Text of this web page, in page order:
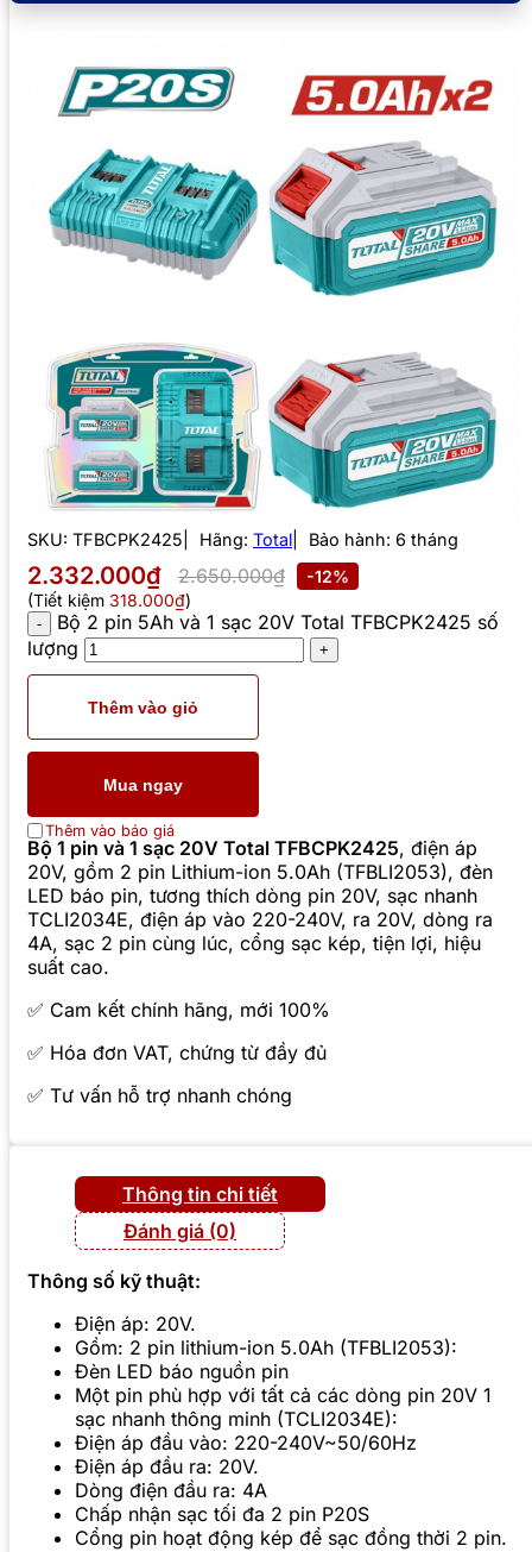
SKU: TFBCPK2425 Hãng: Total Bảo hành: 6 tháng
2.332.000₫ 2.650.000₫
-12%
(Tiết kiệm 318.000₫)
Bộ 2 pin 5Ah và 1 sạc 20V Total TFBCPK2425 số
lượng
Thêm vào giỏ
Mua ngay
Thêm vào báo giá
Bộ 1 pin và 1 sạc 20V Total TFBCPK2425, điện áp
20V, gồm 2 pin Lithium-ion 5.0Ah (TFBLI2053), đèn
LED báo pin, tương thích dòng pin 20V, sạc nhanh
TCLI2034E, điện áp vào 220-240V, ra 20V, dòng ra
4A, sạc 2 pin cùng lúc, cổng sạc kép, tiện lợi, hiệu
suất cao.
✅ Cam kết chính hãng, mới 100%
✅ Hóa đơn VAT, chứng từ đầy đủ
✅ Tư vấn hỗ trợ nhanh chóng
Thông tin chi tiết
Đánh giá (0)
Thông số kỹ thuật:
Điện áp: 20V.
Gồm: 2 pin lithium-ion 5.0Ah (TFBLI2053):
Đèn LED báo nguồn pin
Một pin phù hợp với tất cả các dòng pin 20V 1
sạc nhanh thông minh (TCLI2034E):
Điện áp đầu vào: 220-240V~50/60Hz
Điện áp đầu ra: 20V.
Dòng điện đầu ra: 4A
Chấp nhận sạc tối đa 2 pin P20S
Cổng pin hoạt động kép để sạc đồng thời 2 pin.